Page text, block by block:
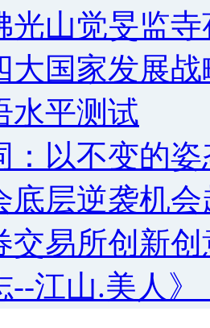
光山觉旻监
大国家发展
水平测试
：以不变的
底层逆袭机
交易所创新
--江山.美人